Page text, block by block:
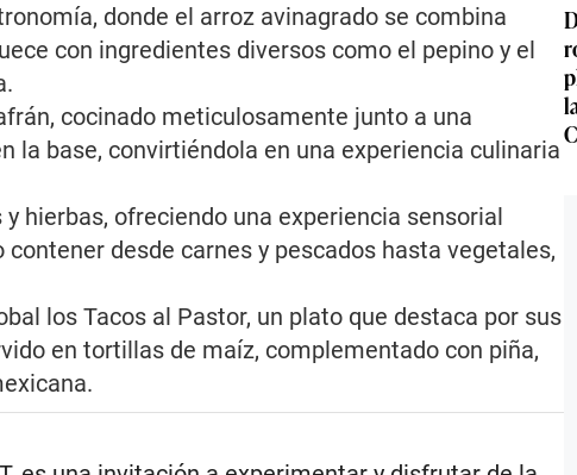
donde el arroz avinagrado se combina
con ingredientes diversos como el pepino y el
cocinado meticulosamente junto a una
la base, convirtiéndola en una experiencia culinaria
hierbas, ofreciendo una experiencia sensorial
desde carnes y pescados hasta vegetales,
los Tacos al Pastor, un plato que destaca por sus
en tortillas de maíz, complementado con piña,